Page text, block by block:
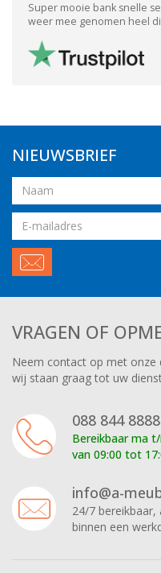
Super mooie bank snelle
weer mee genomen heel
NIEUWSBRIEF
Naam
Email
VRAGEN OF
Neem contact op met onze
wij staan graag tot uw
088 844 8888
Bereikbaar ma
van 09:00 tot
info@a-
24/7
binnen een